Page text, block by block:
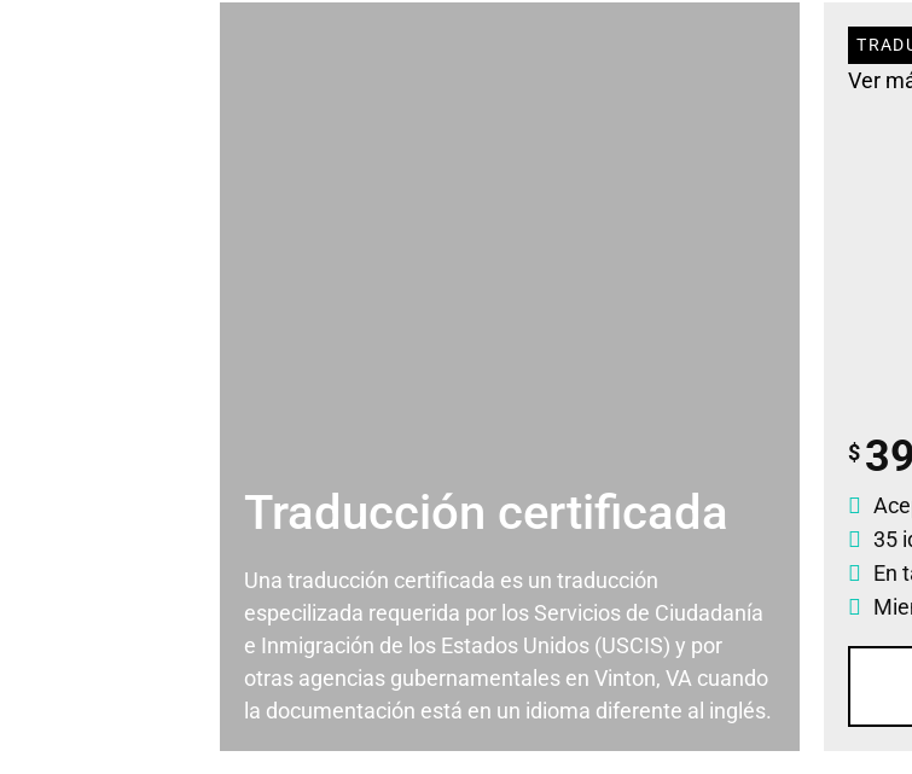
Traducción certificada
Una traducción certificada es un traducción
especilizada requerida por los Servicios de Ciudadanía
e Inmigración de los Estados Unidos (USCIS) y por
otras agencias gubernamentales en Vinton, VA cuando
la documentación está en un idioma diferente al inglés.
Ver
$ 39
35
En